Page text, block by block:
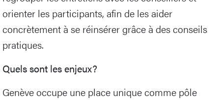
orienter les participants, afin de les aider
concrètement à se réinsérer grâce à des conseils
pratiques.
Quels sont les enjeux?
Genève occupe une place unique comme pôle